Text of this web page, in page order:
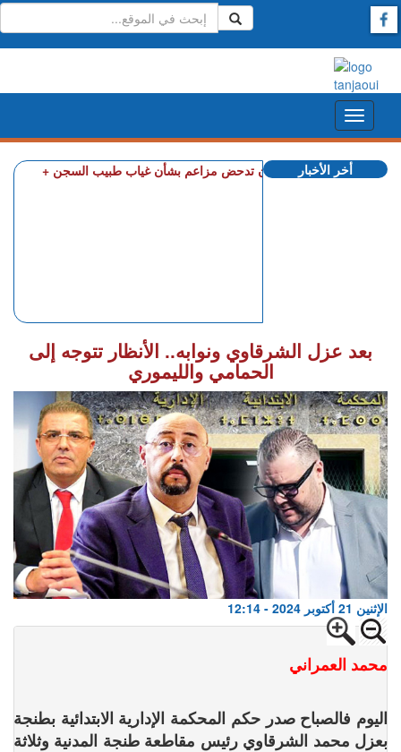
توضيحي.. مندوبية السجون تدحض مزاعم بشأن غياب طبيب السجن
أخر الأخبار
بعد عزل الشرقاوي ونوابه.. الأنظار تتوجه إلى
الحمامي والليموري
الإثنين 21 أكتوبر 2024 - 12:14
محمد العمراني
اليوم فالصباح صدر حكم المحكمة الإدارية الابتدائية بطنجة
بعزل محمد الشرقاوي رئيس مقاطعة طنجة المدنية وثلاثة